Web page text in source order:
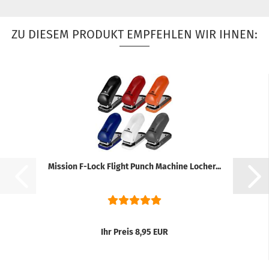
ZU DIESEM PRODUKT EMPFEHLEN WIR IHNEN:
Mission F-Lock Flight Punch Machine Locher...
Ihr Preis 8,95 EUR